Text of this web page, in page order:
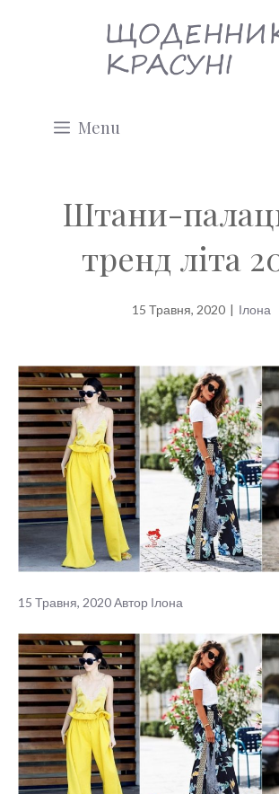
Menu
Штани-
тренд літа
15 Травня, 2020 | Ілона
15 Травня, 2020Автор Ілона